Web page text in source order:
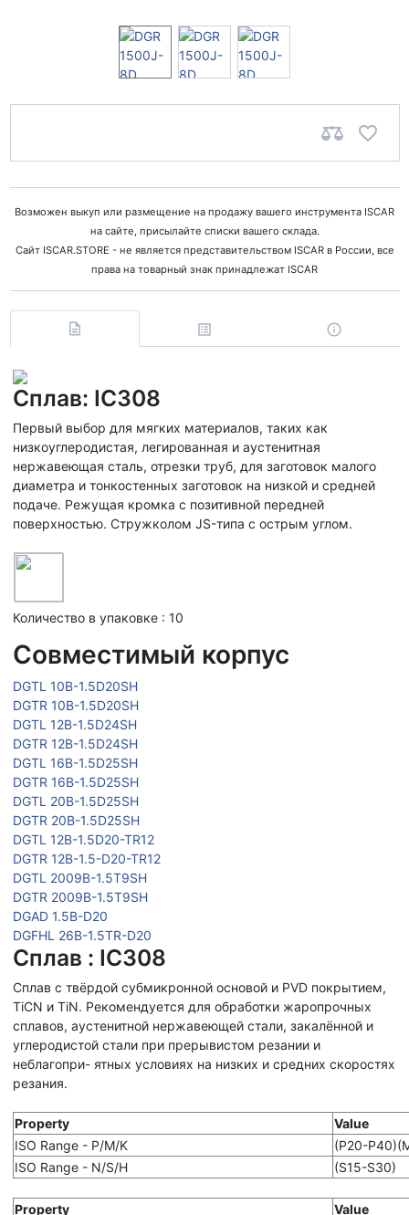
Возможен выкуп или размещение на продажу вашего инструмента ISCAR
на сайте, присылайте списки вашего склада.
Сайт ISCAR.STORE - не является представительством ISCAR в России, все
права на товарный знак принадлежат ISCAR
Сплав: IC308
Первый выбор для мягких материалов, таких как
низкоуглеродистая, легированная и аустенитная
нержавеющая сталь, отрезки труб, для заготовок малого
диаметра и тонкостенных заготовок на низкой и средней
подаче. Режущая кромка с позитивной передней
поверхностью. Стружколом JS-типа с острым углом.
Количество в упаковке : 10
Совместимый корпус
DGTL 10B-1.5D20SH
DGTR 10B-1.5D20SH
DGTL 12B-1.5D24SH
DGTR 12B-1.5D24SH
DGTL 16B-1.5D25SH
DGTR 16B-1.5D25SH
DGTL 20B-1.5D25SH
DGTR 20B-1.5D25SH
DGTL 12B-1.5D20-TR12
DGTR 12B-1.5-D20-TR12
DGTL 2009B-1.5T9SH
DGTR 2009B-1.5T9SH
DGAD 1.5B-D20
DGFHL 26B-1.5TR-D20
Сплав : IC308
Сплав с твёрдой субмикронной основой и PVD покрытием,
TiCN и TiN. Рекомендуется для обработки жаропрочных
сплавов, аустенитной нержавеющей стали, закалённой и
углеродистой стали при прерывистом резании и
неблагопри- ятных условиях на низких и средних скоростях
резания.
Property
Value
ISO Range - P/M/K
(P20-
ISO Range - N/S/H
(S15-S30)
Property Value